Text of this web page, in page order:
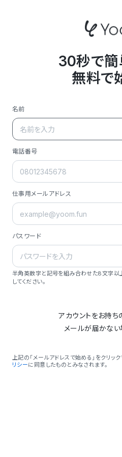
30秒で簡
無料で
名前
電話番号
仕事用メールアドレス
パスワード
半角英数字と記号を組み合わせた8文字以
してください。
アカウントをお持ち
メールが届かな
上記の「メールアドレスで始める」をクリッ
リシーに同意したものとみなされます。